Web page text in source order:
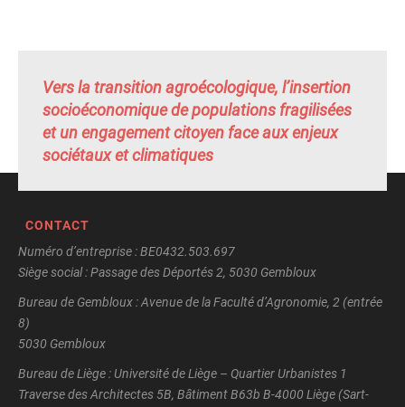
Vers la transition agroécologique, l’insertion
socioéconomique de populations fragilisées
et un engagement citoyen face aux enjeux
sociétaux et climatiques
CONTACT
Numéro d’entreprise : BE0432.503.697
Siège social : Passage des Déportés 2, 5030 Gembloux
Bureau de Gembloux : Avenue de la Faculté d’Agronomie, 2 (entrée
8)
5030 Gembloux
Bureau de Liège : Université de Liège – Quartier Urbanistes 1
Traverse des Architectes 5B, Bâtiment B63b B-4000 Liège (Sart-